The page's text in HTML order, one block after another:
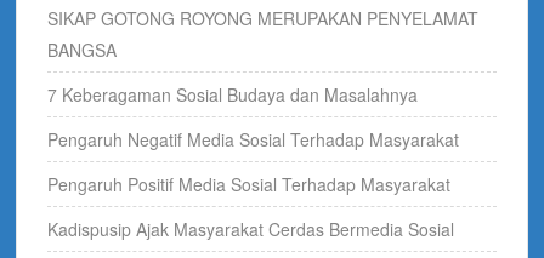
SIKAP GOTONG ROYONG MERUPAKAN PENYELAMAT
BANGSA
7 Keberagaman Sosial Budaya dan Masalahnya
Pengaruh Negatif Media Sosial Terhadap Masyarakat
Pengaruh Positif Media Sosial Terhadap Masyarakat
Kadispusip Ajak Masyarakat Cerdas Bermedia Sosial